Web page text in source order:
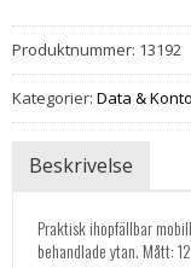
Produktnummer: 13192
Kategorier: Data &
Beskrivelse
Praktisk ihopfällbar
behandlade ytan. Mått: